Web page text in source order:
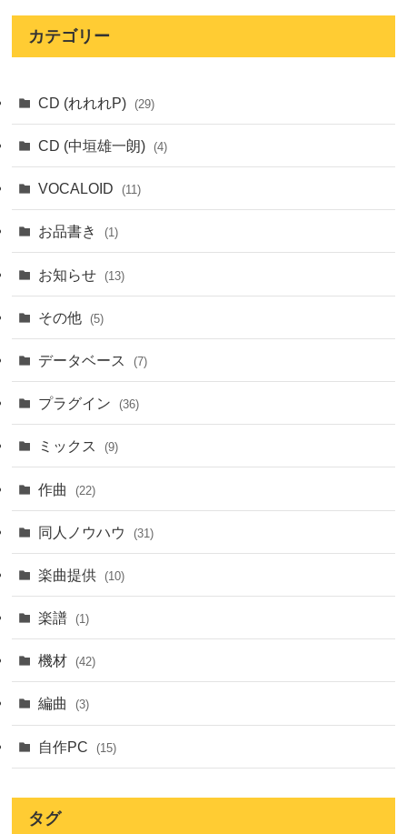
カテゴリー
CD (れれれP) (29)
CD (中垣雄一朗) (4)
VOCALOID (11)
お品書き (1)
お知らせ (13)
その他 (5)
データベース (7)
プラグイン (36)
ミックス (9)
作曲 (22)
同人ノウハウ (31)
楽曲提供 (10)
楽譜 (1)
機材 (42)
編曲 (3)
自作PC (15)
タグ